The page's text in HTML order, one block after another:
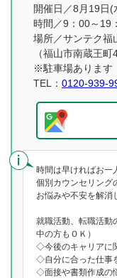
開催日／8月19日(
時間／9：00～19
場所／サンテク福
（福山市南蔵王町
※駐車場あります
TEL： 0120-939-
時間は早ければお一
個別カウンセリング
お悩みや不安を解消
就職活動、転職活動
中の方もＯＫ）
◇今後のキャリアに
◇自分に合った仕事
◇面接や書類作成の